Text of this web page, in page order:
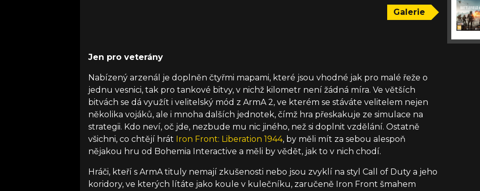
Galerie
Jen pro veterány
Nabízený arzenál je doplněn čtyřmi mapami, které jsou vhodné jak pro malé řeže o
jednu vesnici, tak pro tankové bitvy, v nichž kilometr není žádná míra. Ve větších
bitvách se dá využít i velitelský mód z ArmA 2, ve kterém se stáváte velitelem nejen
několika vojáků, ale i mnoha dalších jednotek, čímž hra přeskakuje ze simulace na
strategii. Kdo neví, oč jde, nezbude mu nic jiného, než si doplnit vzdělání. Ostatně
všichni, co chtějí hrát Iron Front: Liberation 1944, by měli mít za sebou alespoň
nějakou hru od Bohemia Interactive a měli by vědět, jak to v nich chodí.
Hráči, kteří s ArmA tituly nemají zkušenosti nebo jsou zvyklí na styl Call of Duty a jeho
koridory, ve kterých lítáte jako koule v kulečníku, zaručeně Iron Front šmahem